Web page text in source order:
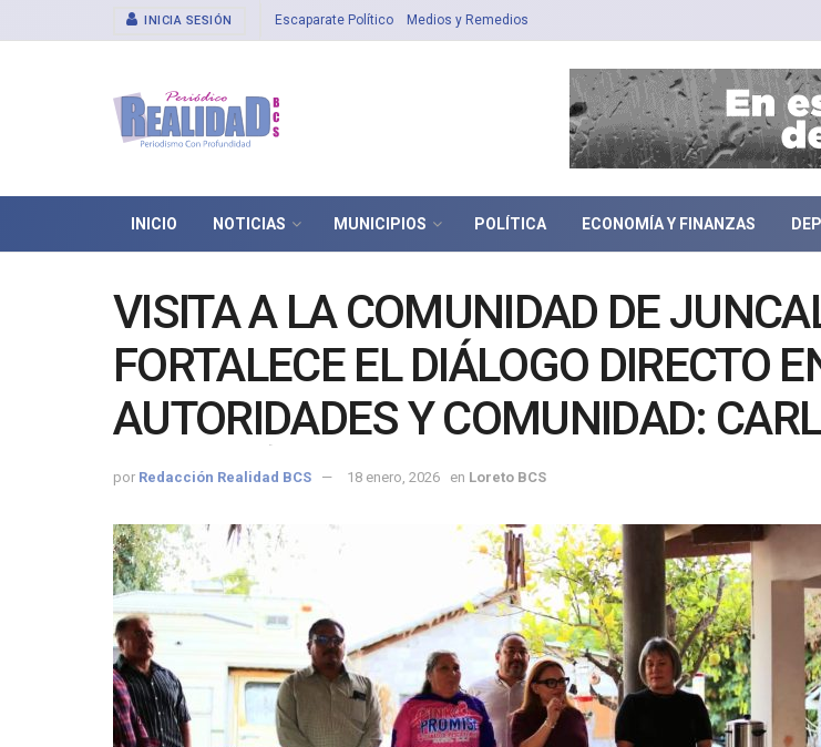
INICIA SESIÓN Escaparate Político Medios y Remedios
INICIO NOTICIAS MUNICIPIOS POLÍTICA ECONOMÍA Y FINANZAS
VISITA A LA COMUNIDAD DE
FORTALECE EL DIÁLOGO DIRECTO
AUTORIDADES Y COMUNIDAD:
CASTAÑEDA
por Redacción Realidad BCS 18 enero, 2026 en Loreto BCS